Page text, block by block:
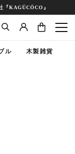
『KAGÜCÖCO』
ル 木製雑貨